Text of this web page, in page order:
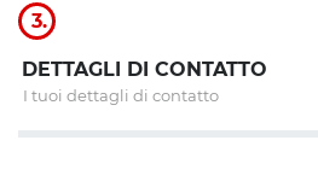
3.
DETTAGLI DI CONTATTO
I tuoi dettagli di contatto